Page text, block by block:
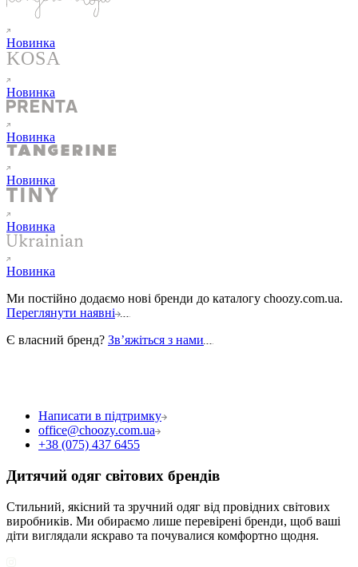
Новинка
Новинка
Новинка
Новинка
Новинка
Новинка
Ми постійно додаємо нові бренди до каталогу choozy.com.ua.
Переглянути наявні
Є власний бренд? Звʼяжіться з нами
Написати в підтримку
office@choozy.com.ua
+38 (075) 437 6455
Дитячий одяг світових брендів
Стильний, якісний та зручний одяг від провідних світових
виробників. Ми обираємо лише перевірені бренди, щоб ваші
діти виглядали яскраво та почувалися комфортно щодня.